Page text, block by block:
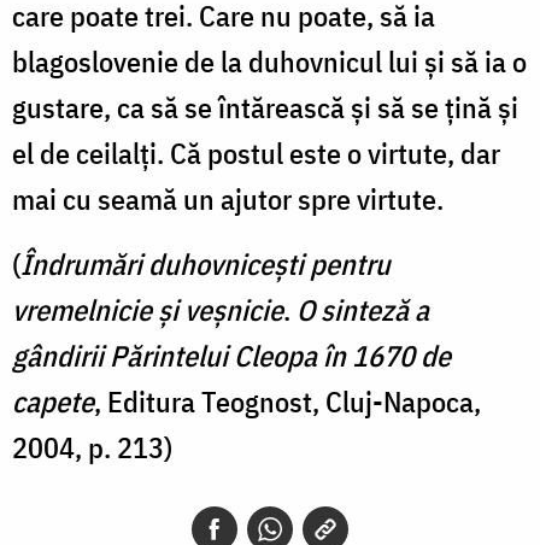
Oana
Nechifor
care poate trei. Care nu poate, să ia
blagoslovenie de la duhovnicul lui și să ia o
gustare, ca să se întărească și să se țină și
el de ceilalți. Că postul este o virtute, dar
mai cu seamă un ajutor spre virtute.
(Îndrumări duhovnicești pentru
vremelnicie și veșnicie. O sinteză a
gândirii Părintelui Cleopa în 1670 de
capete, Editura Teognost, Cluj-Napoca,
2004, p. 213)